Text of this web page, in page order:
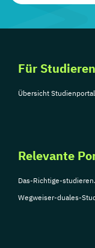
Für
Übersicht
Relevante
Das-Richtige-
Wegweiser-duales-